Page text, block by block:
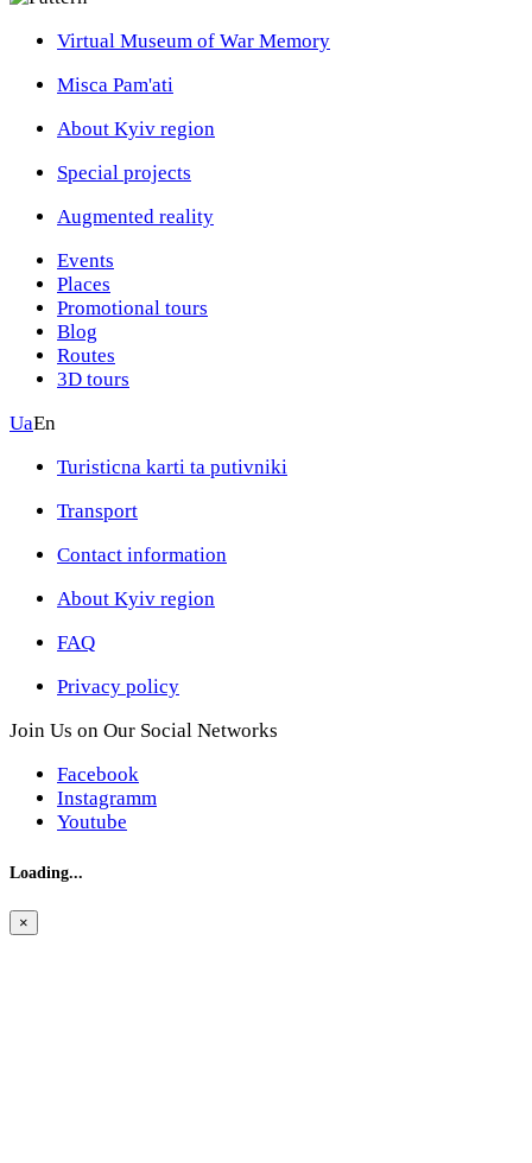
Virtual Museum of War Memory
Misca Pam'ati
About Kyiv region
Special projects
Augmented reality
Events
Places
Promotional tours
Blog
Routes
3D tours
UaEn
Turisticna karti ta putivniki
Transport
Contact information
About Kyiv region
FAQ
Privacy policy
Join Us on Our Social Networks
Facebook
Instagramm
Youtube
Loading...
×